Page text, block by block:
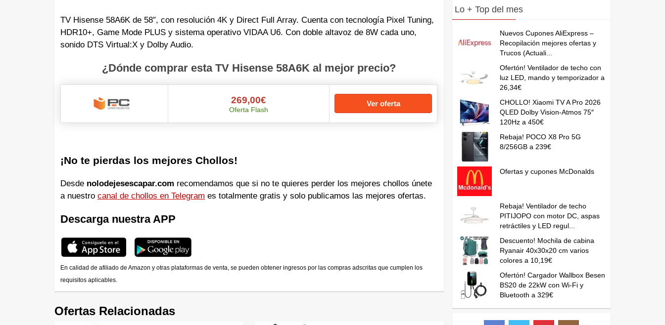
TV Hisense 58A6K de 58″, con resolución 4K y Direct Full Array. Cuenta con tecnología Pixel Tuning,
HDR10+, Game Mode PLUS y sistema operativo VIDAA U6. Con doble altavoz de 8W cada uno,
sonido DTS Virtual:X y Dolby Audio.
¿Dónde comprar esta TV Hisense 58A6K al mejor precio?
269,00€
Oferta Flash
Ver oferta
¡No te pierdas los mejores Chollos!
Desde nolodejesescapar.com recomendamos que si no te quieres perder los mejores chollos únete
a nuestro canal de chollos en Telegram es totalmente gratis y solo publicamos las mejores ofertas.
Descarga nuestra APP
En calidad de afiliado de Amazon y otras plataformas de venta, se pueden obtener ingresos por las compras adscritas que cumplen los
requisitos aplicables.
Ofertas Relacionadas
Lo + Top del mes
Nuevos Cupones AliExpress –
Recopilación mejores ofertas y
Trucos (Actuali...
Ofertón! Ventilador de techo con
luz LED, mando y temporizador a
26,34€
CHOLLO! Xiaomi TV A Pro 2026
QLED Dolby Vision-Atmos 75″
120Hz a 450€
Rebaja! POCO X8 Pro 5G
8/256GB a 239€
Ofertas y cupones McDonalds
Rebaja! Ventilador de techo
PITIJOPO con motor DC, aspas
retráctiles y LED regul...
Descuento! Mochila de cabina
Ryanair 40x30x20 cm varios
colores a 10,19€
Ofertón! Cargador Wallbox Besen
BS20 de 22kW con Wi-Fi y
Bluetooth a 329€